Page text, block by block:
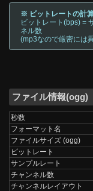
※ ビットレートの計
ビットレート(bps) =
ネル数
(mp3なので厳密には
ファイル情報(ogg)
秒数
フォーマット名
ファイルサイズ (ogg)
ビットレート
サンプルレート
チャンネル数
チャンネルレイアウト